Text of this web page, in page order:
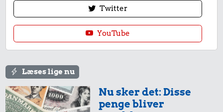
Twitter
YouTube
Læses lige nu
Nu sker det: Disse
penge bliver